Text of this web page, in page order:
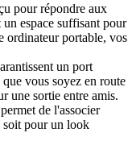
pour répondre aux
espace suffisant pour
ordinateur portable, vos
un port
vous soyez en route
une sortie entre amis.
de l'associer
soit pour un look